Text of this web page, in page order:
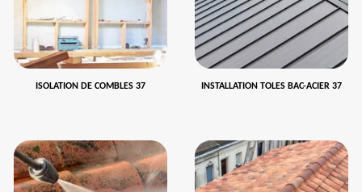
ISOLATION DE COMBLES 37 INSTALLATION TOLES BAC-ACIER 37